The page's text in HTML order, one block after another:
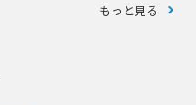
もっと見る